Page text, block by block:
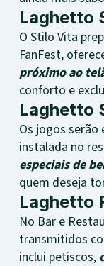
Laghetto
O Stilo Vita
FanFest,
próximo ao
conforto e
Laghetto
Os jogos serão
instalada no
especiais de
quem deseja
Laghetto
No Bar e
transmitidos
inclui petiscos,